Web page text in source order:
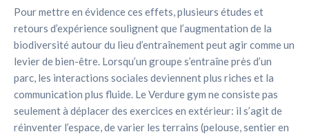
Pour mettre en évidence ces effets, plusieurs études et
retours d’expérience soulignent que l’augmentation de la
biodiversité autour du lieu d’entraînement peut agir comme un
levier de bien-être. Lorsqu’un groupe s’entraîne près d’un
parc, les interactions sociales deviennent plus riches et la
communication plus fluide. Le Verdure gym ne consiste pas
seulement à déplacer des exercices en extérieur: il s’agit de
réinventer l’espace, de varier les terrains (pelouse, sentier en